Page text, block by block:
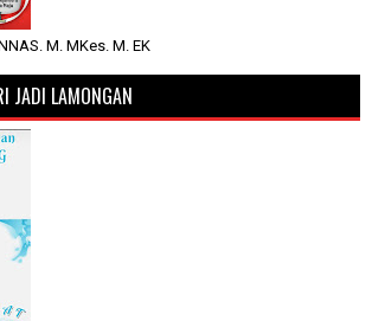
M. MKes. M. EK
JADI LAMONGAN